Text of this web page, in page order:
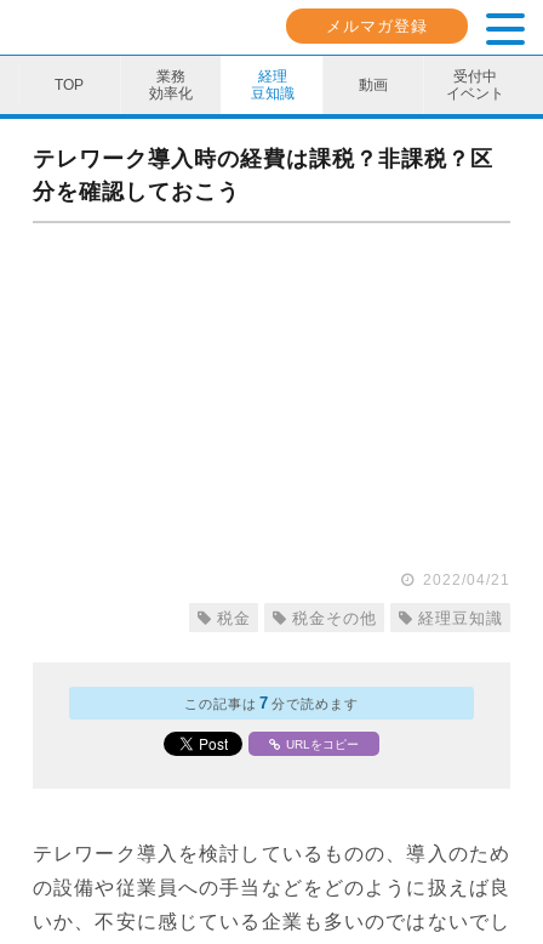
メルマガ登録
業務
効率化
経理
豆知識
動画
受付中
イベント
業務効率化
経理豆知識
テレワーク導入時の経費は課税？非課税？区
分を確認しておこう
2022/04/21
税金 税金その他 経理豆知識
この記事は 7 分で読めます
URLをコピー
テレワーク導入を検討しているものの、導入のため
の設備や従業員への手当などをどのように扱えば良
いか、不安に感じている企業も多いのではないでし